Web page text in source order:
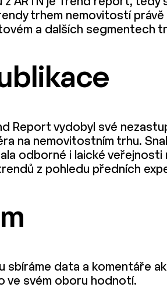
trhem nemovitostí
a dalších segmentech
Report vydobyl své
na nemovitostním trhu.
odborné i laické
z pohledu předních
sbíráme data a komentáře
ve svém oboru hodnotí.